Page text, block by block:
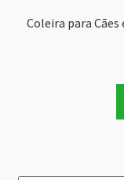
Coleira para